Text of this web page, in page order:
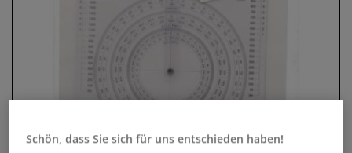
Schön, dass Sie sich für uns entschieden haben!